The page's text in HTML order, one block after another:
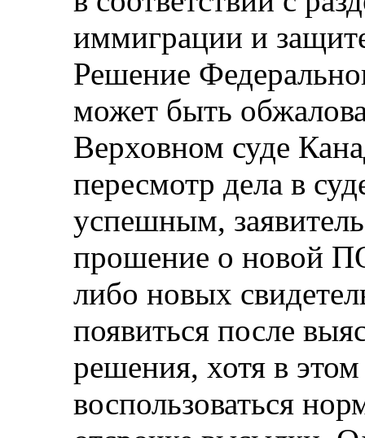
иммиграции и
Решение
может быть
Верховном суде
пересмотр дела в
успешным,
прошение о новой
либо новых
появиться после
решения, хотя в
воспользоваться